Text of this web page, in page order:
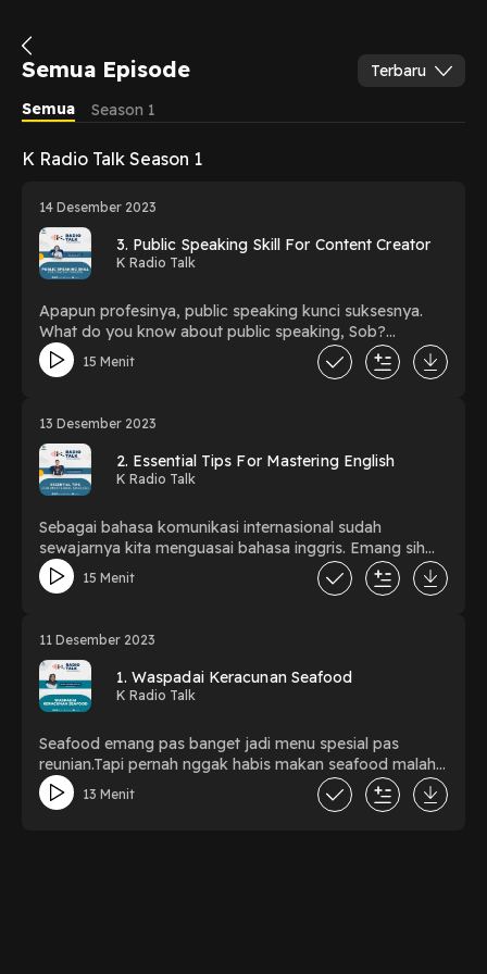
Semua Episode
Terbaru
Semua
Season 1
K Radio Talk Season 1
14 Desember 2023
3. Public Speaking Skill For Content Creator
K Radio Talk
Apapun profesinya, public speaking kunci suksesnya.
What do you know about public speaking, Sob?
⁠#radiotalkshow⁠ ⁠#talkshow⁠ ⁠#kradiojember⁠
⁠#radiojember⁠ ⁠#publicspeaking
15 Menit
13 Desember 2023
2. Essential Tips For Mastering English
K Radio Talk
Sebagai bahasa komunikasi internasional sudah
sewajarnya kita menguasai bahasa inggris. Emang sih
Min K juga ngerasa tak segampang itu buat belajar
bahasa inggris Sob. ⁠#radiotalkshow⁠ ⁠#talkshow⁠
15 Menit
11 Desember 2023
1. Waspadai Keracunan Seafood
K Radio Talk
Seafood emang pas banget jadi menu spesial pas
reunian.Tapi pernah nggak habis makan seafood malah
mual, pusing, kulit gatal ?Hati-hati keracunan Seafood
lho Sob.#radiotalkshow #talkshow #kradiojember
13 Menit